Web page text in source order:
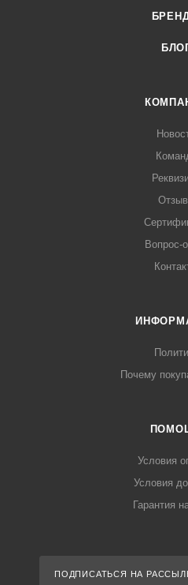
Вопрос-
Почему
Условия
Условия
Гарантия
ПОДПИСАТЬСЯ НА